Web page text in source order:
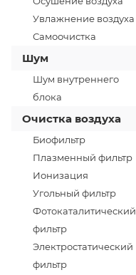
Увлажнение воздуха
Самоочистка
Шум
Шум внутреннего
блока
Очистка воздуха
Биофильтр
Плазменный фильтр
Ионизация
Угольный фильтр
Фотокаталитический
фильтр
Электростатический
фильтр